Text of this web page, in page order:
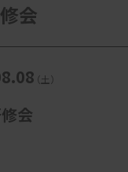
会
（土）
会